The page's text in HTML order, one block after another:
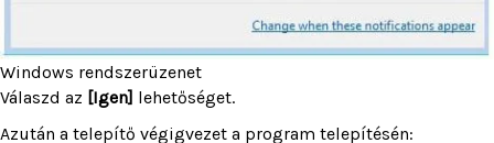
Windows rendszerüzenet
Válaszd az [Igen] lehetőséget.
Azután a telepítő végigvezet a program telepítésén: